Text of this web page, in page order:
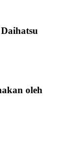
oleh